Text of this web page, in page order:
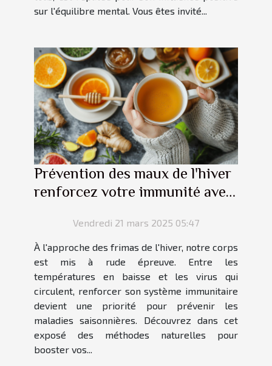
sur l'équilibre mental. Vous êtes invité...
Prévention des maux de l'hiver
renforcez votre immunité avec
Vendredi 21 mars 2025 05:47
À l'approche des frimas de l'hiver, notre corps
est mis à rude épreuve. Entre les
températures en baisse et les virus qui
circulent, renforcer son système immunitaire
devient une priorité pour prévenir les
maladies saisonnières. Découvrez dans cet
exposé des méthodes naturelles pour
booster vos...